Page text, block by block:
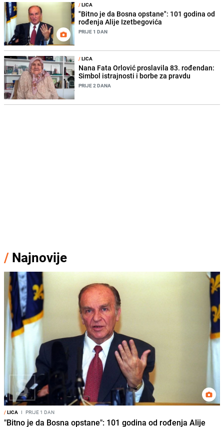
/LICA
"Bitno je da Bosna opstane": 101 godina od
rođenja Alije Izetbegovića
PRIJE 1 DAN
/LICA
Nana Fata Orlović proslavila 83. rođendan:
Simbol istrajnosti i borbe za pravdu
PRIJE 2 DANA
/ Najnovije
/LICA I PRIJE 1 DAN
"Bitno je da Bosna opstane": 101 godina od rođenja Alije